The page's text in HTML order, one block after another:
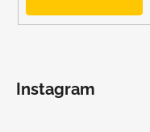
Instagram